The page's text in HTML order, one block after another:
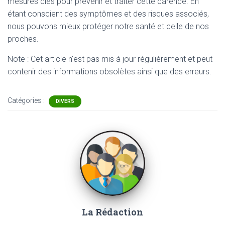
étant conscient des symptômes et des risques associés,
nous pouvons mieux protéger notre santé et celle de nos
proches.
Note : Cet article n'est pas mis à jour régulièrement et peut
contenir des informations obsolètes ainsi que des erreurs.
Catégories : DIVERS
La Rédaction